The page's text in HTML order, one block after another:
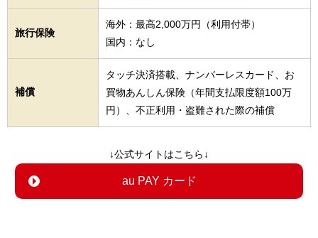
旅行保険
海外：最高2,000万円（利用付帯）
国内：なし
補償
タッチ決済搭載、ナンバーレスカード、お
買物あんしん保険（年間支払限度額100万
円）、不正利用・盗難された際の補償
↓公式サイトはこちら↓
au PAY カード